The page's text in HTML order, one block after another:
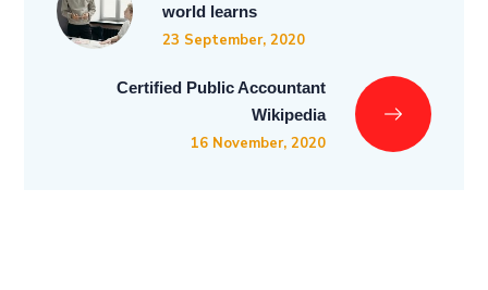
world learns
23 September, 2020
Certified Public Accountant
Wikipedia
16 November, 2020